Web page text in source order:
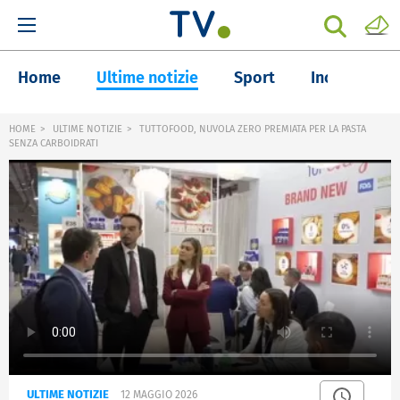
Home Ultime notizie Sport Inchieste
HOME ULTIME NOTIZIE
TUTTOFOOD, NUVOLA ZERO PREMIATA PER LA PASTA
SENZA CARBOIDRATI
ULTIME NOTIZIE 12 MAGGIO 2026